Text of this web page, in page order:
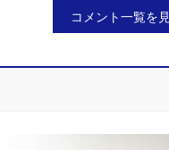
コメント一覧を